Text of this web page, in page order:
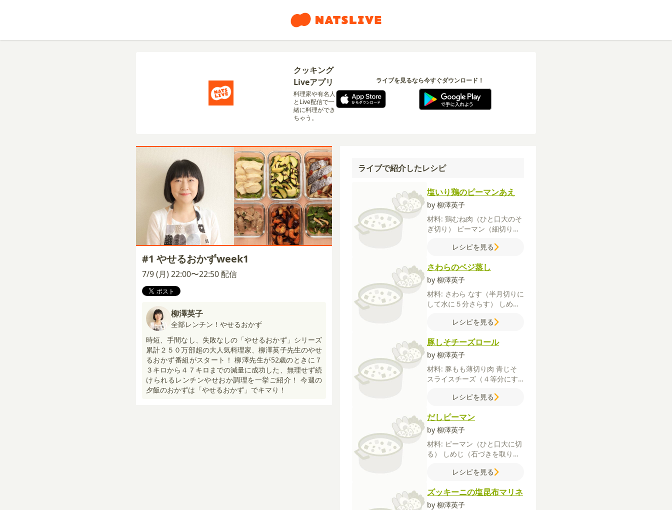
クッキング
Liveアプリ
料理家や有名人
とLive配信で一
緒に料理ができ
ちゃう。
ライブを見るなら今すぐダウンロード！
#1 やせるおかずweek1
7/9 (月) 22:00〜22:50 配信
柳澤英子
全部レンチン！やせるおかず
時短、手間なし、失敗なしの「やせるおかず」シリーズ
累計２５０万部超の大人気料理家、柳澤英子先生のやせ
るおかず番組がスタート！ 柳澤先生が52歳のときに７
３キロから４７キロまでの減量に成功した、無理せず続
けられるレンチンやせおか調理を一挙ご紹介！ 今週の
夕飯のおかずは「やせるおかず」でキマり！
ライブで紹介したレシピ
塩いり鶏のピーマンあえ
by 柳澤英子
材料: 鶏むね肉（ひと口大のそ
ぎ切り）
ピーマン（細切り）
ーブオイル酢
レシピを見る
さわらのベジ蒸し
by 柳澤英子
材料: さわら なす（半月切りに
して水に５分さらす）
しめじ
こしょうごま油
うゆ酒
レシピを見る
豚しそチーズロール
by 柳澤英子
材料: 豚もも薄切り肉 青じそ
スライスチーズ（４等分にす
レシピを見る
だしピーマン
by 柳澤英子
材料: ピーマン（ひと口大に切
る）
しめじ（石づきを取り小
オリーブオイル
レシピを見る
ズッキーニの塩昆布マリネ
by 柳澤英子